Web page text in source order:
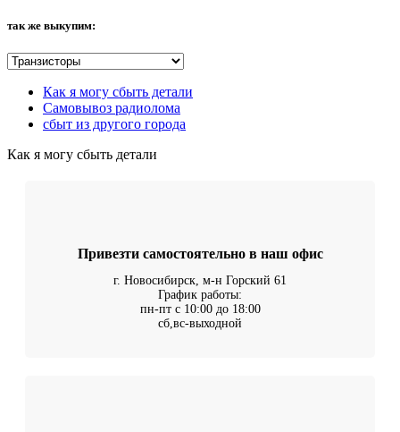
так же выкупим:
Как я могу сбыть детали
Самовывоз радиолома
сбыт из другого города
Как я могу сбыть детали
Привезти самостоятельно в наш офис
г. Новосибирск, м-н Горский 61
График работы:
пн-пт с 10:00 до 18:00
сб,вс-выходной